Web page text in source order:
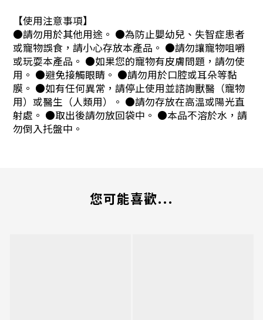
【使用注意事項】
●請勿用於其他用途。 ●為防止嬰幼兒、失智症患者
或寵物誤食，請小心存放本產品。 ●請勿讓寵物咀嚼
或玩耍本產品。 ●如果您的寵物有皮膚問題，請勿使
用。 ●避免接觸眼睛。 ●請勿用於口腔或耳朵等黏
膜。 ●如有任何異常，請停止使用並諮詢獸醫（寵物
用）或醫生（人類用）。 ●請勿存放在高溫或陽光直
射處。 ●取出後請勿放回袋中。 ●本品不溶於水，請
勿倒入托盤中。
您可能喜歡...